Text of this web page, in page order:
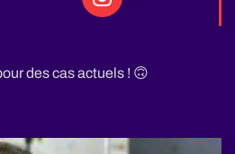
des cas actuels ! 🙃